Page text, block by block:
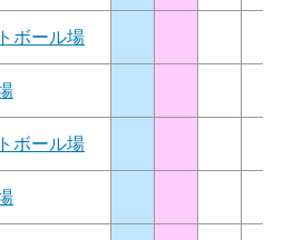
ボール場
ボール場